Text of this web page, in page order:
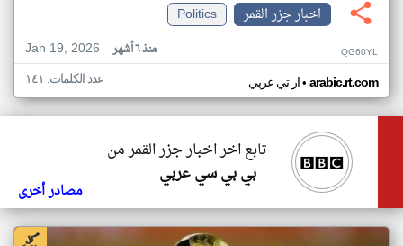
اخبار جزر القمر
Politics
Jan 19, 2026
منذ ٦ أشهر QG60YL
ار تي عربي• arabic.rt.com عدد الكلمات: ١٤١
تابع اخر اخبار جزر القمر من
بي بي سي عربي
مصادر أخرى